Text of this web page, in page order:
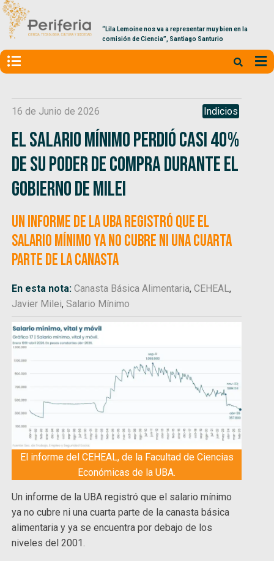
“Lila Lemoine nos va a representar muy bien en la
comisión de Ciencia”, Santiago Santurio
16 de Junio de 2026 Indicios
El salario mínimo perdió casi 40%
de su poder de compra durante el
gobierno de Milei
Un informe de la UBA registró que el
salario mínimo ya no cubre ni una cuarta
parte de la canasta
En esta nota:Canasta Básica Alimentaria,CEHEAL,
Javier Milei,Salario Mínimo
El informe del CEHEAL, de la Facultad de Ciencias
Económicas de la UBA.
Un informe de la UBA registró que el salario mínimo
ya no cubre ni una cuarta parte de la canasta básica
alimentaria y ya se encuentra por debajo de los
niveles del 2001.